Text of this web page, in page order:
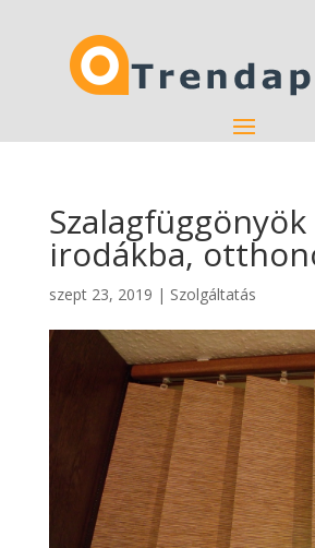
Szalagfüggönyök
irodákba,
szept 23, 2019 | Szolgáltatás